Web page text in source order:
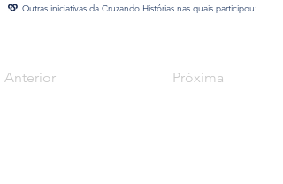
Outras iniciativas da Cruzando Histórias nas quais participou:
Anterior Próxima